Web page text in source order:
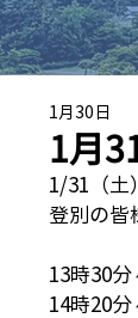
1月
1月30日
1/31（土
登別の皆
13時30
14時20